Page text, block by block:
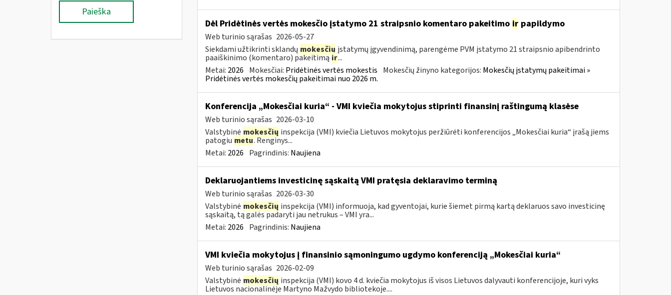
Paieška
Dėl Pridėtinės vertės mokesčio įstatymo 21 straipsnio komentaro pakeitimo irpapildymo
Web turinio sąrašas 2026-05-27
Siekdami užtikrinti sklandų mokesčių įstatymų įgyvendinimą, parengėme PVM įstatymo 21 straipsnio apibendrinto
paaiškinimo (komentaro) pakeitimąir...
Metai: 2026 Mokesčiai: Pridėtinės vertės mokestis Mokesčių žinyno kategorijos: Mokesčių įstatymų pakeitimai »
Pridėtinės vertės mokesčių pakeitimai nuo 2026 m.
Konferencija „Mokesčiai kuria“ - VMI kviečia mokytojus stiprinti finansinį raštingumą klasėse
Web turinio sąrašas 2026-03-10
Valstybinė mokesčių inspekcija (VMI) kviečia Lietuvos mokytojus peržiūrėti konferencijos „Mokesčiai kuria“ įrašą jiems
patogiu metu. Renginys...
Metai: 2026 Pagrindinis: Naujiena
Deklaruojantiems investicinę sąskaitą VMI pratęsia deklaravimo terminą
Web turinio sąrašas 2026-03-30
Valstybinė mokesčių inspekcija (VMI) informuoja, kad gyventojai, kurie šiemet pirmą kartą deklaruos savo investicinę
sąskaitą, tą galės padaryti jau netrukus – VMI yra...
Metai: 2026 Pagrindinis: Naujiena
VMI kviečia mokytojus į finansinio sąmoningumo ugdymo konferenciją „Mokesčiai kuria“
Web turinio sąrašas 2026-02-09
Valstybinė mokesčių inspekcija (VMI) kovo 4 d. kviečia mokytojus iš visos Lietuvos dalyvauti konferencijoje, kuri vyks
Lietuvos nacionalinėje Martyno Mažvydo bibliotekoje....